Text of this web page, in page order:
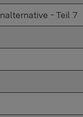
- Teil 7